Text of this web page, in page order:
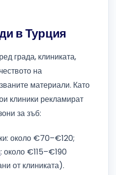
в Турция
града, клиниката,
на
материали. Като
клиники рекламират
за зъб:
около €70–€120;
: около €115–€190
от клиниката).